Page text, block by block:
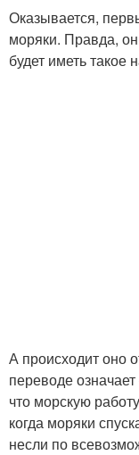
Оказывается,
моряки. Правда,
будет иметь такое
А происходит оно
переводе
что морскую
когда моряки
несли по